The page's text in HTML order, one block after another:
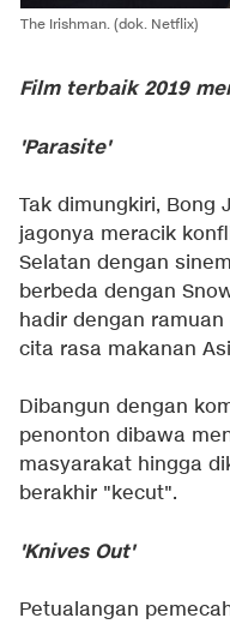
The Irishman. (dok. Netflix)
Film terbaik 2019
'Parasite'
Tak dimungkiri, Bong
jagonya meracik
Selatan dengan
berbeda dengan
hadir dengan
cita rasa makanan
Dibangun dengan
penonton dibawa
masyarakat hingga
berakhir "kecut".
'Knives Out'
Petualangan